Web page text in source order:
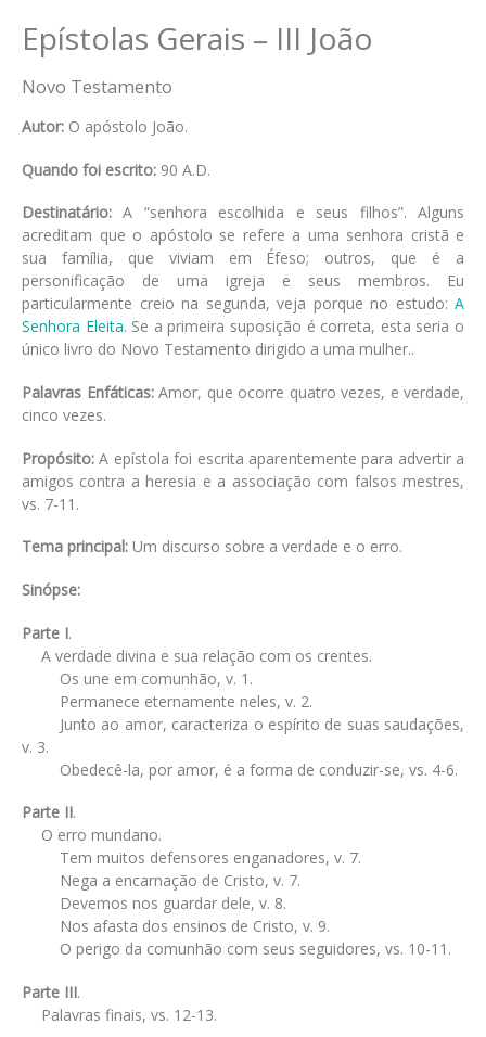
Epístolas Gerais – III João
Novo Testamento
Autor: O apóstolo João.
Quando foi escrito: 90 A.D.
Destinatário: A “senhora escolhida e seus filhos”. Alguns
acreditam que o apóstolo se refere a uma senhora cristã e
sua família, que viviam em Éfeso; outros, que é a
personificação de uma igreja e seus membros. Eu
particularmente creio na segunda, veja porque no estudo: A
Senhora Eleita. Se a primeira suposição é correta, esta seria o
único livro do Novo Testamento dirigido a uma mulher..
Palavras Enfáticas:Amor, que ocorre quatro vezes, e verdade,
cinco vezes.
Propósito: A epístola foi escrita aparentemente para advertir a
amigos contra a heresia e a associação com falsos mestres,
vs. 7-11.
Tema principal: Um discurso sobre a verdade e o erro.
Sinópse:
Parte I.
A verdade divina e sua relação com os crentes.
Os une em comunhão, v. 1.
Permanece eternamente neles, v. 2.
Junto ao amor, caracteriza o espírito de suas saudações,
v. 3.
Obedecê-la, por amor, é a forma de conduzir-se, vs. 4-6.
Parte II.
O erro mundano.
Tem muitos defensores enganadores, v. 7.
Nega a encarnação de Cristo, v. 7.
Devemos nos guardar dele, v. 8.
Nos afasta dos ensinos de Cristo, v. 9.
O perigo da comunhão com seus seguidores, vs. 10-11.
Parte III.
Palavras finais, vs. 12-13.